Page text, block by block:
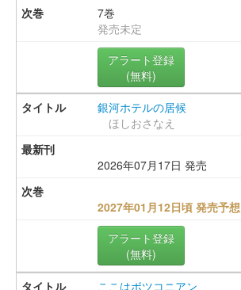
7巻
発売未定
アラート登録
(無料)
銀河ホテルの居候
ほしおさなえ
2026年07月17日 発売
2027年01月12日頃 発売予想
アラート登録
(無料)
ここはボツコニアン